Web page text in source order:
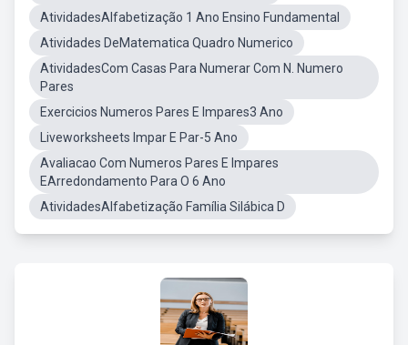
AtividadesAlfabetização 1 Ano Ensino Fundamental
Atividades DeMatematica Quadro Numerico
AtividadesCom Casas Para Numerar Com N. Numero
Pares
Exercicios Numeros Pares E Impares3 Ano
Liveworksheets Impar E Par-5 Ano
Avaliacao Com Numeros Pares E Impares
EArredondamento Para O 6 Ano
AtividadesAlfabetização Família Silábica D